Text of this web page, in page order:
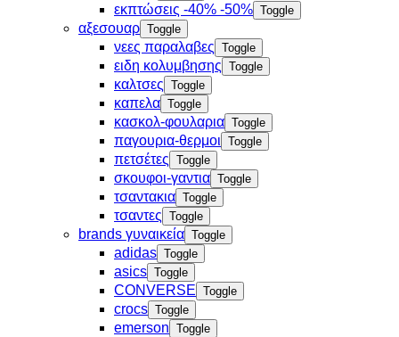
εκπτώσεις -40% -50% Toggle
αξεσουαρ Toggle
νεες παραλαβες Toggle
ειδη κολυμβησης Toggle
καλτσες Toggle
καπελα Toggle
κασκολ-φουλαρια Toggle
παγουρια-θερμοι Toggle
πετσέτες Toggle
σκουφοι-γαντια Toggle
τσαντακια Toggle
τσαντες Toggle
brands γυναικεία Toggle
adidas Toggle
asics Toggle
CONVERSE Toggle
crocs Toggle
emerson Toggle